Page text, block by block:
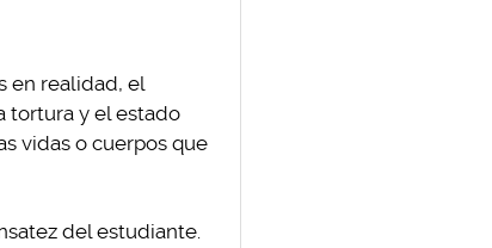
en realidad, el
tortura y el estado
vidas o cuerpos que
del estudiante.